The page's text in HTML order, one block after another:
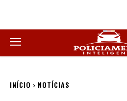
INÍCIO NOTÍCIAS